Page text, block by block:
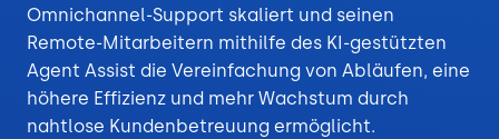
Omnichannel-Support skaliert und seinen
Remote-Mitarbeitern mithilfe des KI-gestützten
Agent Assist die Vereinfachung von Abläufen, eine
höhere Effizienz und mehr Wachstum durch
nahtlose Kundenbetreuung ermöglicht.